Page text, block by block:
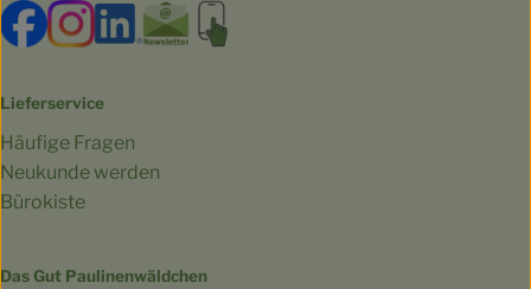
Externer Link zu https://www.facebook.com/
Externer Link zu https://www.instagram.com/
Externer Link zu https://
Externer Link zu https://
Lieferservice
Häufige Fragen
Neukunde werden
Bürokiste
Das Gut Paulinenwäldchen